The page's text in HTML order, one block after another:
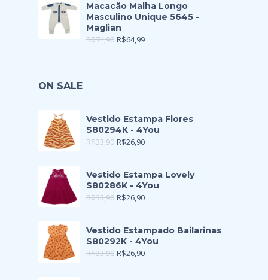
Macacão Malha Longo
Masculino Unique 5645 -
Maglian
R$74,90 R$64,99
ON SALE
Vestido Estampa Flores
S80294K - 4You
R$33,90 R$26,90
Vestido Estampa Lovely
S80286K - 4You
R$33,90 R$26,90
Vestido Estampado Bailarinas
S80292K - 4You
R$33,90 R$26,90